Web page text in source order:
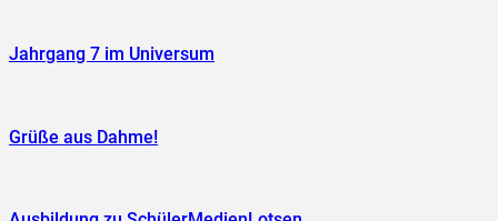
Jahrgang 7 im Universum
Grüße aus Dahme!